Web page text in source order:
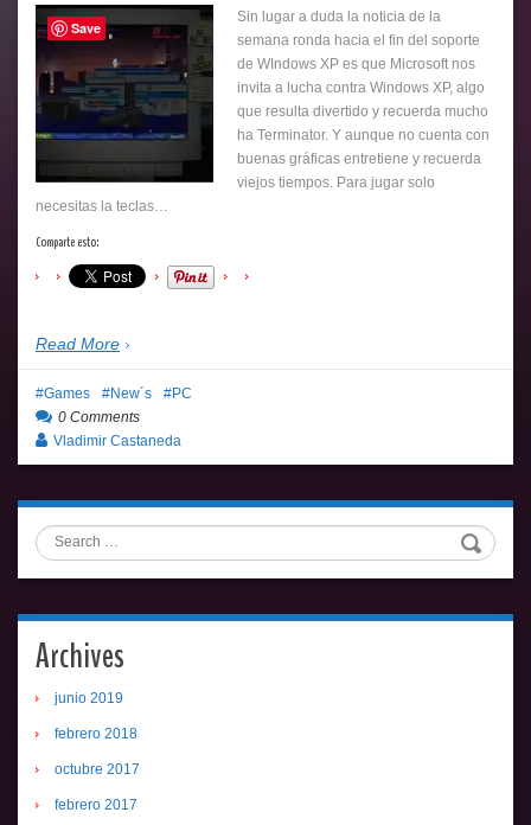
Sin lugar a duda la noticia de la
semana ronda hacia el fin del soporte
de WIndows XP es que Microsoft nos
invita a lucha contra Windows XP, algo
que resulta divertido y recuerda mucho
ha Terminator. Y aunque no cuenta con
buenas gráficas entretiene y recuerda
viejos tiempos. Para jugar solo
necesitas la teclas…
Comparte esto:
Read More
Games New´s
PC
0 Comments
Vladimir Castaneda
Search
Archives
junio 2019
febrero 2018
octubre 2017
febrero 2017
Save